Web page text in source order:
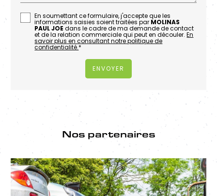
En soumettant ce formulaire, j'accepte que les
informations saisies soient traitées par MOLINAS
PAUL JOE dans le cadre de ma demande de contact
et de la relation commerciale qui peut en découler.En
savoir plus en consultant notre politique de
confidentialité.*
Nos partenaires